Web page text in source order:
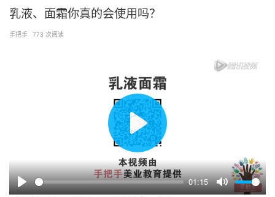
乳液、面霜你真的会使用吗？
手把手 773 次阅读
01:15
播
放